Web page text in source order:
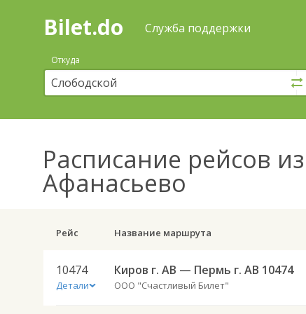
Поиск
покупка
билетов
автобус
онлайн
Bilet.do Служба поддержки
Откуда
Расписание рейсов
Афанасьево
Рейс Название маршрута
10474
Детали
Киров г. АВ — Пермь г. АВ 10474
ООО "Счастливый Билет"